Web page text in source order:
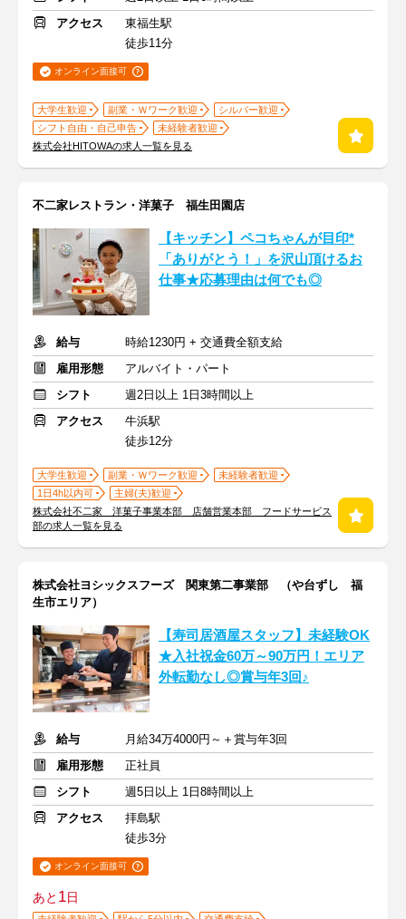
アクセス
東福生駅
徒歩11分
オンライン面接可
大学生歓迎 副業・Ｗワーク歓迎
シルバー歓迎
シフト自由・自己申告
未経験者歓迎
株式会社HITOWAの求人一覧を見る
不二家レストラン・洋菓子 福生田園店
【キッチン】ペコちゃんが目印*
「ありがとう！」を沢山頂けるお
仕事★応募理由は何でも◎
給与
時給1230円 + 交通費全額支給
雇用形態
アルバイト・パート
シフト
週2日以上 1日3時間以上
アクセス
牛浜駅
徒歩12分
大学生歓迎 副業・Ｗワーク歓迎
未経験者歓迎
1日4h以内可
主婦(夫)歓迎
株式会社不二家 洋菓子事業本部 店舗営業本部 フードサービス
部の求人一覧を見る
株式会社ヨシックスフーズ 関東第二事業部 （や台ずし 福
生市エリア）
【寿司居酒屋スタッフ】未経験OK
★入社祝金60万～90万円！エリア
外転勤なし◎賞与年3回♪
給与
月給34万4000円～＋賞与年3回
雇用形態
正社員
シフト
週5日以上 1日8時間以上
アクセス
拝島駅
徒歩3分
オンライン面接可
あと 1日